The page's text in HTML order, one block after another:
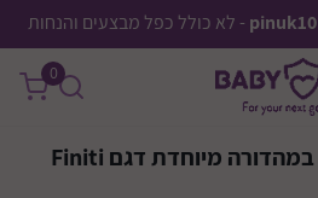
pinuk10 - לא כולל כפל מבצעים והנחות
0
עגלה לתינוק משולבת במהדורה מיוחדת דגם Finiti